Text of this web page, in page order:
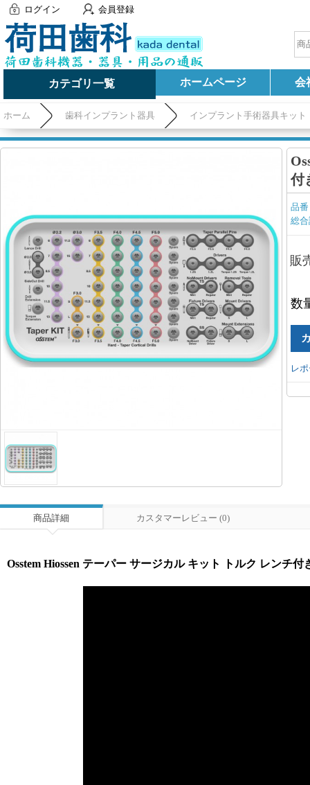
ログイン 会員登録
カテゴリ一覧 ホームページ 会
ホーム 歯科インプラント器具 インプラント手術器具キット
付
品
総
販
数
レ
商品詳細 カスタマーレビュー (0)
Osstem Hiossen テーパー サージカル キット トルク レンチ